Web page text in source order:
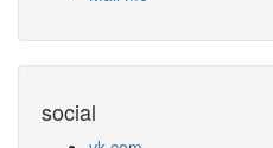
social